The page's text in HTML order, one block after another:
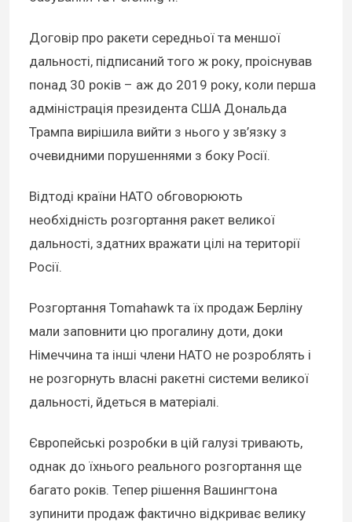
Договір про ракети середньої та меншої
дальності, підписаний того ж року, проіснував
понад 30 років – аж до 2019 року, коли перша
адміністрація президента США Дональда
Трампа вирішила вийти з нього у зв’язку з
очевидними порушеннями з боку Росії.
Відтоді країни НАТО обговорюють
необхідність розгортання ракет великої
дальності, здатних вражати цілі на території
Росії.
Розгортання Tomahawk та їх продаж Берліну
мали заповнити цю прогалину доти, доки
Німеччина та інші члени НАТО не розроблять і
не розгорнуть власні ракетні системи великої
дальності, йдеться в матеріалі.
Європейські розробки в цій галузі тривають,
однак до їхнього реального розгортання ще
багато років. Тепер рішення Вашингтона
зупинити продаж фактично відкриває велику